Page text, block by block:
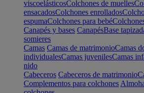
viscoelásticosColchones de muelles
ensacadosColchones enrollados
espumaColchones para bebé
Canapés y bases CanapésBase
somieres
Camas Camas de matrimonioCamas
individualesCamas juvenilesCamas
nido
Cabeceros Cabeceros de matrimonio
Complementos para colchones